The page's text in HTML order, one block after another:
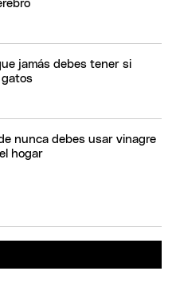
jamás debes tener si
nunca debes usar vinagre
hogar